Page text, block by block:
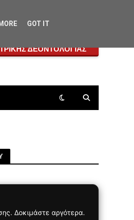
ΔΕΟΝΤΟΛΟΓΙΑΣ
Δοκιμάστε αργότερα.
GOT IT